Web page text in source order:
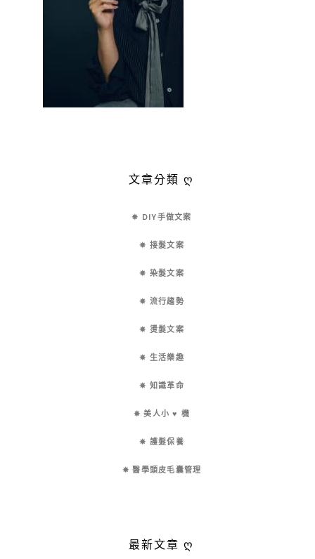
文章分類 ღ
✵ DIY手做文案
✵ 接髮文案
✵ 染髮文案
✵ 流行趨勢
✵ 燙髮文案
✵ 生活樂趣
✵ 知識革命
✵ 美人小 ♥ 機
✵ 護髮保養
✵ 醫學頭皮毛囊管理
最新文章 ღ